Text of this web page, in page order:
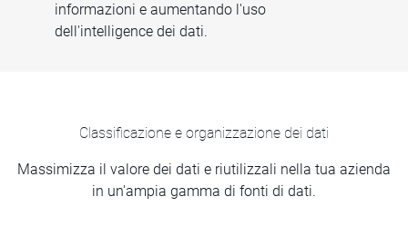
informazioni e aumentando l'uso
dell'intelligence dei dati.
Classificazione e organizzazione dei dati
Massimizza il valore dei dati e riutilizzali nella tua azienda
in un'ampia gamma di fonti di dati.